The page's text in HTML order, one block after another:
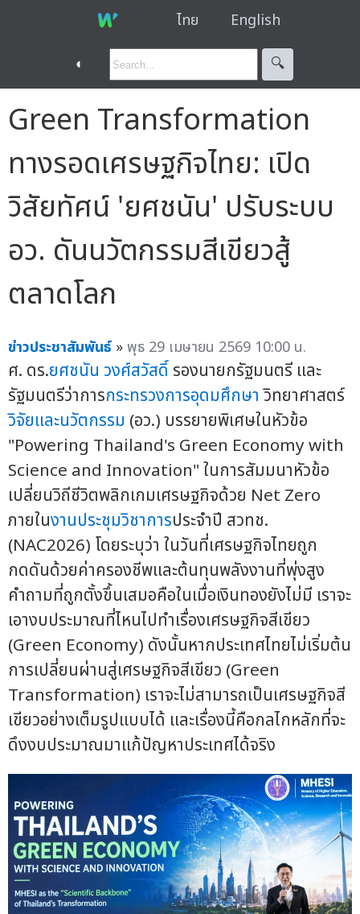
ไทย English
◐ 🔍︎
Green Transformation
ทางรอดเศรษฐกิจไทย: เปิด
วิสัยทัศน์ 'ยศชนัน' ปรับระบบ
อว. ดันนวัตกรรมสีเขียวสู้
ตลาดโลก
ข่าวประชาสัมพันธ์ »พุธ 29 เมษายน 2569 10:00 น.
ศ. ดร.ยศชนัน วงศ์สวัสดิ์ รองนายกรัฐมนตรี และ
รัฐมนตรีว่าการกระทรวงการอุดมศึกษาวิทยาศาสตร์
วิจัยและนวัตกรรม (อว.) บรรยายพิเศษในหัวข้อ
"Powering Thailand's Green Economy with
Science and Innovation" ในการสัมมนาหัวข้อ
เปลี่ยนวิถีชีวิตพลิกเกมเศรษฐกิจด้วย Net Zero
ภายในงานประชุมวิชาการประจำปี สวทช.
(NAC2026) โดยระบุว่า ในวันที่เศรษฐกิจไทยถูก
กดดันด้วยค่าครองชีพและต้นทุนพลังงานที่พุ่งสูง
คำถามที่ถูกตั้งขึ้นเสมอคือในเมื่อเงินทองยังไม่มี เราจะ
เอางบประมาณที่ไหนไปทำเรื่องเศรษฐกิจสีเขียว
(Green Economy) ดังนั้นหากประเทศไทยไม่เริ่มต้น
การเปลี่ยนผ่านสู่เศรษฐกิจสีเขียว (Green
Transformation) เราจะไม่สามารถเป็นเศรษฐกิจสี
เขียวอย่างเต็มรูปแบบได้ และเรื่องนี้คือกลไกหลักที่จะ
ดึงงบประมาณมาแก้ปัญหาประเทศได้จริง